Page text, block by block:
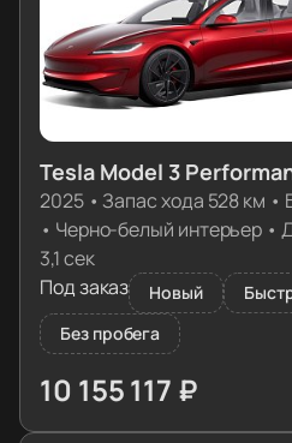
Tesla Model 3
2025• Запас хода 528 км •
• Черно-белый интерьер •
3,1 сек
Под заказ
Новый
Без пробега
10 155 117 ₽
≈ 101 019€